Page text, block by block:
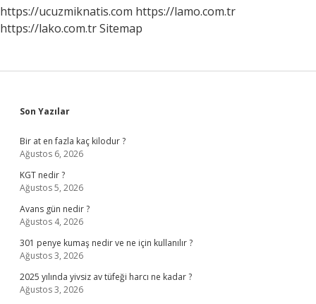
https://ucuzmiknatis.com https://lamo.com.tr
https://lako.com.trSitemap
Sidebar
Son Yazılar
Bir at en fazla kaç kilodur ?
Ağustos 6, 2026
KGT nedir ?
Ağustos 5, 2026
Avans gün nedir ?
Ağustos 4, 2026
301 penye kumaş nedir ve ne için kullanılır ?
Ağustos 3, 2026
2025 yılında yivsiz av tüfeği harcı ne kadar ?
Ağustos 3, 2026